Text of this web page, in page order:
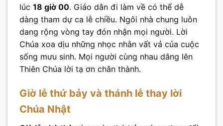
lúc 18 giờ 00. Giáo dân đi làm về có thể dễ
dàng tham dự ca lễ chiều. Ngôi nhà chung luôn
dang rộng vòng tay đón nhận mọi người. Lời
Chúa xoa dịu những nhọc nhằn vất vả của cuộc
sống mưu sinh. Mọi người cùng nhau dâng lên
Thiên Chúa lời tạ ơn chân thành.
Giờ lễ thứ bảy và thánh lễ thay lời
Chúa Nhật